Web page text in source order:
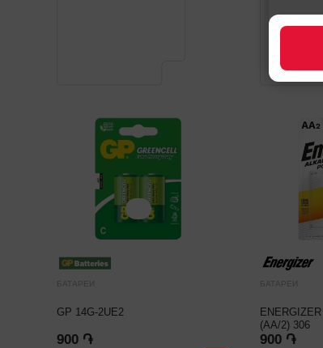
БАТАРЕИ
GP 14G-2UE2
900 ֏
БАТАРЕИ
(AA/2) 306
900 ֏